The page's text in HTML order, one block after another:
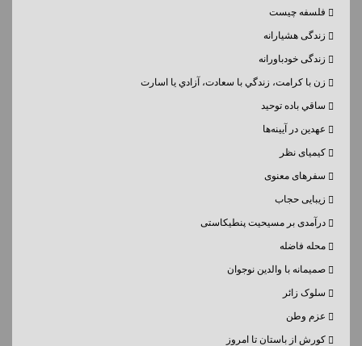
فلسفه چیست
زندگی هشیارانه
زندگی خودباورانه
زن با كرامت، زندگي با سعادت، آزادي يا اسارت
ساقي باده توحيد
عهدین در آیینه‌ها
کیمیای نظر
سفرهای معنوی
زیبایی حجاب
درآمدی بر مسیحیت پنطیکاستی
محله فاضله
صمیمانه با والدین نوجوان
سلوک زائر
عزم وطن
کورش از باستان تا امروز